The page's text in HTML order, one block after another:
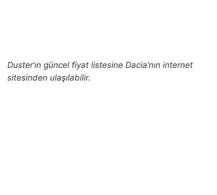
Duster’ın güncel fiyat listesine Dacia’nın internet
sitesinden ulaşılabilir.